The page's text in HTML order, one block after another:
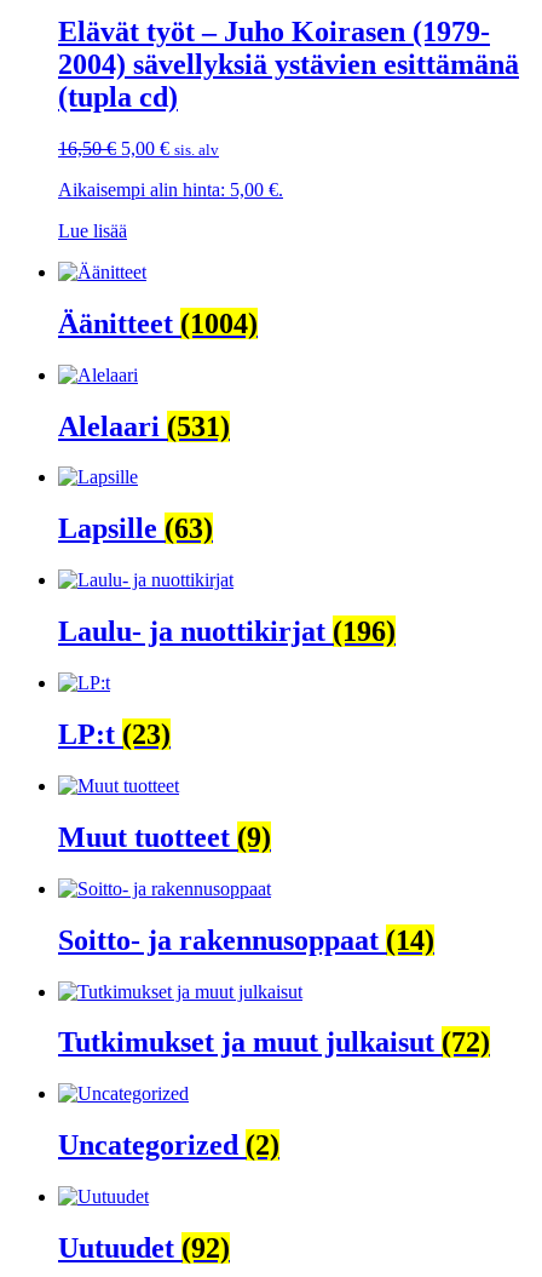
Elävät työt – Juho Koirasen (1979-
2004) sävellyksiä ystävien esittämänä
(tupla cd)
16,50€ Alkuperäinen
oli:
5,00 €Nykyinen
on:
sis. alv
Aikaisempi alin hinta: 5,00 €.
Lue lisää
Äänitteet (1004)
Alelaari (531)
Lapsille (63)
Laulu- ja nuottikirjat (196)
LP:t (23)
Muut tuotteet (9)
Soitto- ja rakennusoppaat (14)
Tutkimukset ja muut julkaisut (72)
Uncategorized (2)
Uutuudet (92)